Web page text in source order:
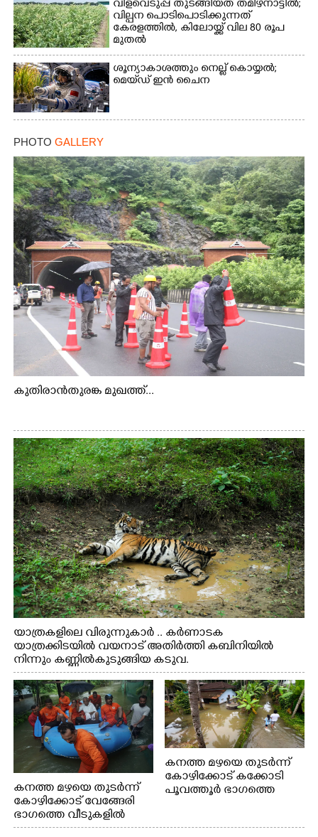
വിളവെടുപ്പ് തുടങ്ങിയത് തമിഴ്നാട്ടിൽ;
വില്പന പൊടിപൊടിക്കുന്നത്
കേരളത്തിൽ, കിലോയ്ക്ക് വില 80 രൂപ
മുതൽ
ശൂന്യാകാശത്തും നെല്ല് കൊയ്യൽ;
മെയ്‌ഡ് ഇൻ ചൈന
PHOTO GALLERY
കുതിരാൻതുരങ്ക മുഖത്ത്...
യാത്രകളിലെ വിരുന്നുകാർ .. കർണാടക
യാത്രക്കിടയിൽ വയനാട് അതിർത്തി കബിനിയിൽ
നിന്നും കണ്ണിൽകുടുങ്ങിയ കടുവ.
കനത്ത മഴയെ തുടർന്ന്
കോഴിക്കോട് വേങ്ങേരി
ഭാഗത്തെ വീടുകളിൽ
വെള്ളം
കനത്ത മഴയെ തുടർന്ന്
കോഴിക്കോട് കക്കോടി
പൂവത്തൂർ ഭാഗത്തെ